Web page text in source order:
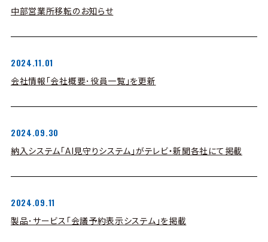
中部営業所移転のお知らせ
2024.11.01
会社情報「会社概要･役員一覧」を更新
2024.09.30
納入システム「AI見守りシステム」がテレビ・新聞各社にて掲載
2024.09.11
製品･サービス「会議予約表示システム」を掲載